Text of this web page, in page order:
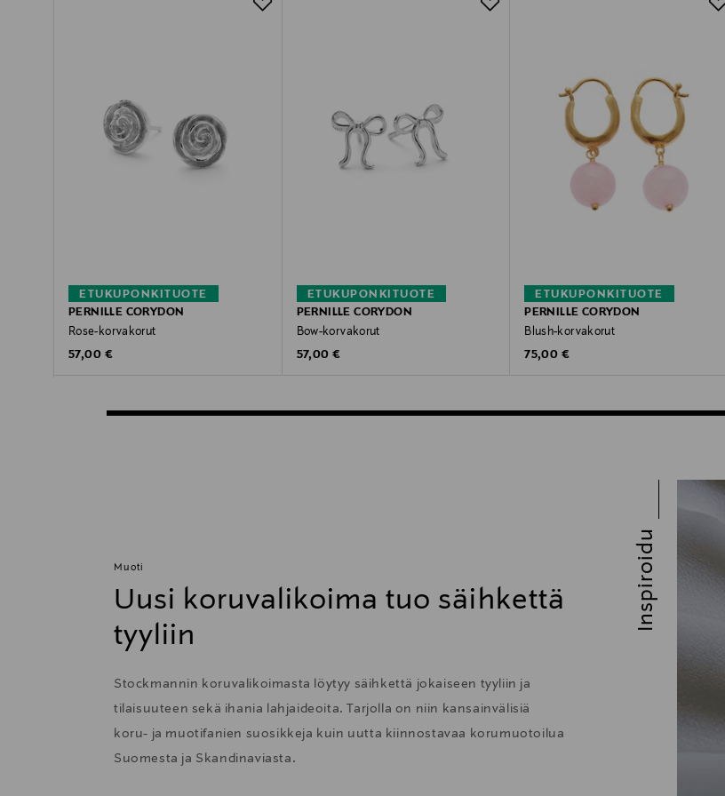
ETUKUPONKITUOTE
PERNILLE CORYDON
Rose-korvakorut
Original Price
57,00 €
ETUKUPONKITUOTE
PERNILLE CORYDON
Bow-korvakorut
Original Price
57,00 €
ETUKUPONKITUOTE
PERNILLE CORYDON
Blush-korvakorut
Original Price
75,00 €
Muoti
Uusi koruvalikoima tuo säihkettä
tyyliin
Stockmannin koruvalikoimasta löytyy säihkettä jokaiseen tyyliin ja
tilaisuuteen sekä ihania lahjaideoita. Tarjolla on niin kansainvälisiä
koru- ja muotifanien suosikkeja kuin uutta kiinnostavaa korumuotoilua
Suomesta ja Skandinaviasta.
Inspiroidu